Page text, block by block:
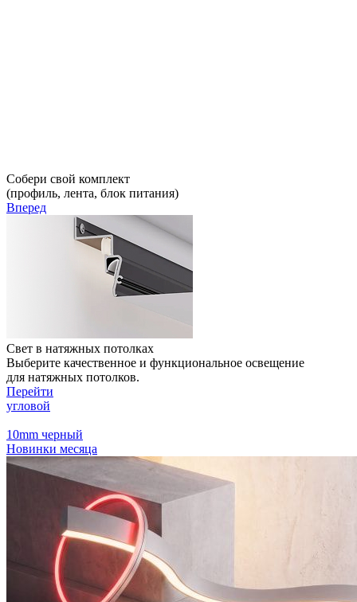
Собери свой комплект
(профиль, лента, блок питания)
Вперед
Свет в натяжных потолках
Выберите качественное и функциональное освещение
для натяжных потолков.
Перейти
угловой
10mm черный
Новинки месяца